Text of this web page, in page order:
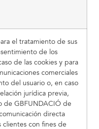
el tratamiento de sus
de los
de las cookies y para
comerciales
del usuario o, en caso
jurídica previa,
de GBFUNDACIÓ de
directa
clientes con fines de